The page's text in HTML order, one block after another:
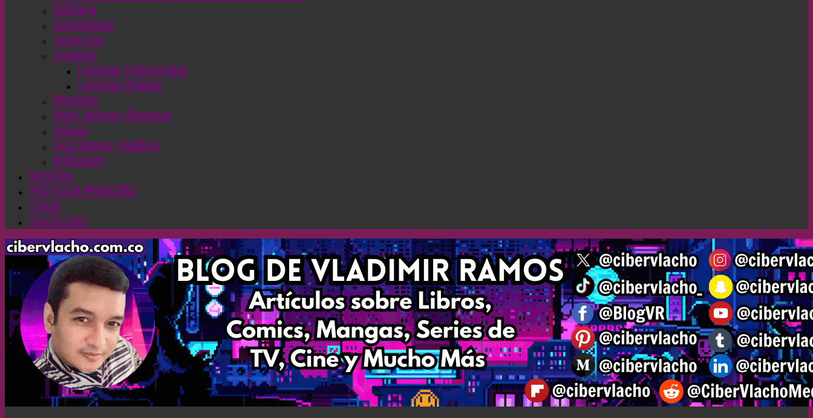
Culinaria
Curiosidades
Fotografía
Leyendas
Leyendas Tradicionales
Leyendas Urbanas
Misterios
Moda, Belleza y Bienestar
Opinión
Pasatiempos y Hobbies
Wallpapers
Servicios
POLÍTICA DE PRIVACIDAD
Tienda
Contáctame